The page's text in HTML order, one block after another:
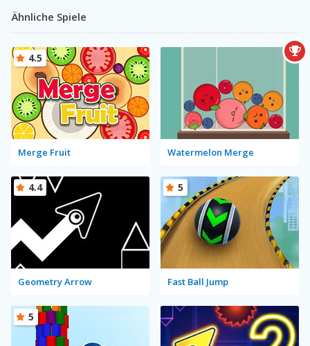
Ähnliche Spiele
Merge Fruit
4.5
Watermelon Merge
Geometry Arrow
4.4
Fast Ball Jump
5
5